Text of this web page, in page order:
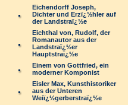
Eichendorff Joseph,
Dichter und Erzï¿½hler auf
der Landstraï¿½e
Eichthal von, Rudolf, der
Romanautor aus der
Landstraï¿½er
Hauptstraï¿½e
Einem von Gottfried, ein
moderner Komponist
Eisler Max, Kunsthistoriker
aus der Unteren
Weiï¿½gerberstraï¿½e